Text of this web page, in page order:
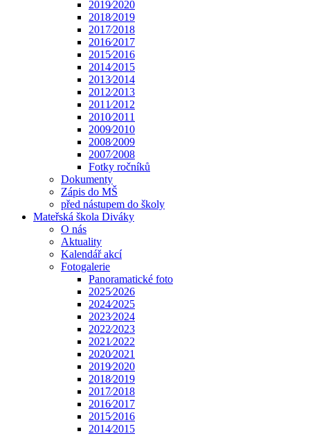
2019⁄2020
2018⁄2019
2017⁄2018
2016⁄2017
2015⁄2016
2014⁄2015
2013⁄2014
2012⁄2013
2011⁄2012
2010⁄2011
2009⁄2010
2008⁄2009
2007⁄2008
Fotky ročníků
Dokumenty
Zápis do MŠ
před nástupem do školy
Mateřská škola Diváky
O nás
Aktuality
Kalendář akcí
Fotogalerie
Panoramatické foto
2025⁄2026
2024⁄2025
2023⁄2024
2022⁄2023
2021⁄2022
2020⁄2021
2019⁄2020
2018⁄2019
2017⁄2018
2016⁄2017
2015⁄2016
2014⁄2015